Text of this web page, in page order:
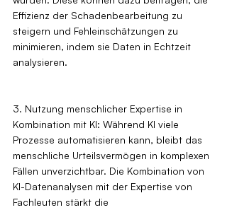
Effizienz der Schadenbearbeitung zu
steigern und Fehleinschätzungen zu
minimieren, indem sie Daten in Echtzeit
analysieren.
3. Nutzung menschlicher Expertise in
Kombination mit KI: Während KI viele
Prozesse automatisieren kann, bleibt das
menschliche Urteilsvermögen in komplexen
Fällen unverzichtbar. Die Kombination von
KI-Datenanalysen mit der Expertise von
Fachleuten stärkt die